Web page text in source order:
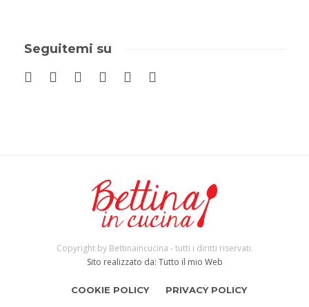
Seguitemi su
Copyright by Bettinaincucina - tutti i diritti riservati.
Sito realizzato da: Tutto il mio Web
COOKIE POLICY PRIVACY POLICY